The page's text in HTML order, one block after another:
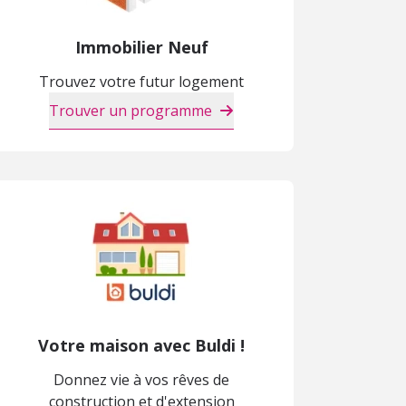
Immobilier Neuf
Trouvez votre futur logement
Trouver un programme
Votre maison avec Buldi !
Donnez vie à vos rêves de
construction et d'extension